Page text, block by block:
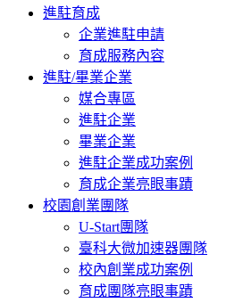
進駐育成
企業進駐申請
育成服務內容
進駐/畢業企業
媒合專區
進駐企業
畢業企業
進駐企業成功案例
育成企業亮眼事蹟
校園創業團隊
U-Start團隊
臺科大微加速器團隊
校內創業成功案例
育成團隊亮眼事蹟